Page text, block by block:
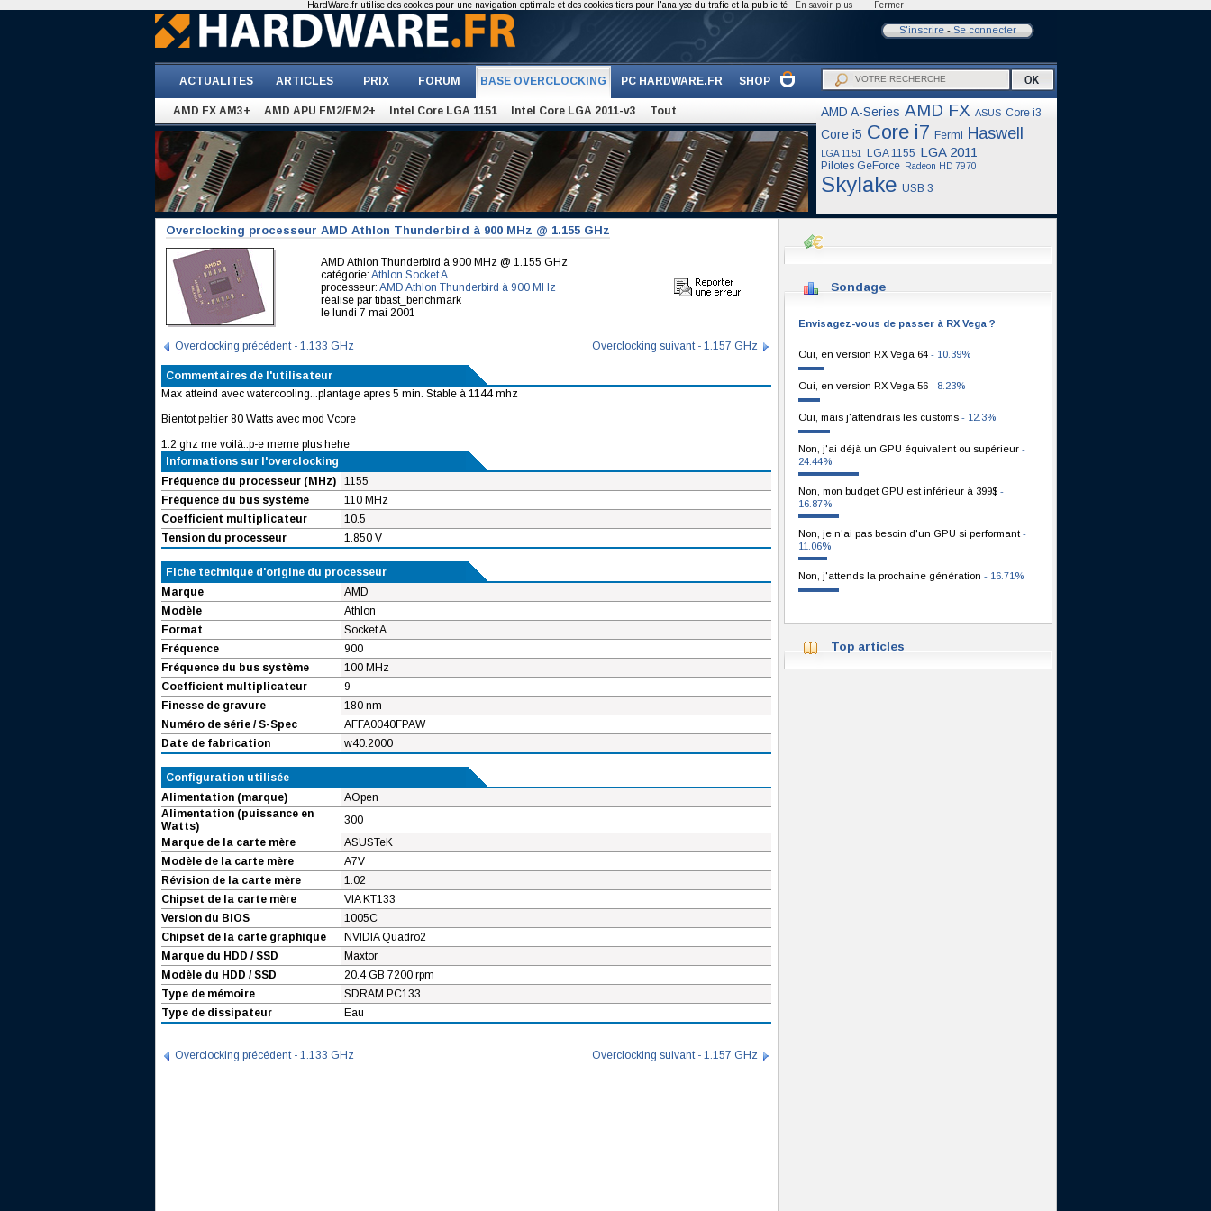
S'inscrire- Se connecter
ACTUALITES ARTICLES PRIX FORUM BASE OVERCLOCKING PC HARDWARE.FR SHOP
AMD FX AM3+ AMD APU FM2/FM2+ Intel Core LGA 1151 Intel Core LGA 2011-v3 Tout AMD A-Series AMD FX ASUS Core i3
Core i5 Core i7 Fermi Haswell
LGA 1151 LGA 1155 LGA 2011
Pilotes GeForce Radeon HD 7970
Skylake USB 3
Overclocking processeur AMD Athlon Thunderbird à 900 MHz @ 1.155 GHz
AMD Athlon Thunderbird à 900 MHz @ 1.155 GHz
catégorie: Athlon Socket A
processeur: AMD Athlon Thunderbird à 900 MHz
réalisé par tibast_benchmark
le lundi 7 mai 2001
Overclocking précédent - 1.133 GHz Overclocking suivant - 1.157 GHz
Commentaires de l'utilisateur
Max atteind avec watercooling...plantage apres 5 min. Stable à 1144 mhz
Bientot peltier 80 Watts avec mod Vcore
1.2 ghz me voilà..p-e meme plus hehe
Informations sur l'overclocking
Fréquence du processeur (MHz)
1155
Fréquence du bus système
110 MHz
Coefficient multiplicateur
10.5
Tension du processeur
1.850 V
Fiche technique d'origine du processeur
Marque
AMD
Modèle
Athlon
Format
Socket A
Fréquence
900
Fréquence du bus système
100 MHz
Coefficient multiplicateur
9
Finesse de gravure
180 nm
Numéro de série / S-Spec
AFFA0040FPAW
Date de fabrication
w40.2000
Configuration utilisée
Alimentation (marque)
AOpen
Alimentation (puissance en
Watts)
300
Marque de la carte mère
ASUSTeK
Modèle de la carte mère
A7V
Révision de la carte mère
1.02
Chipset de la carte mère
VIA KT133
Version du BIOS
1005C
Chipset de la carte graphique
NVIDIA Quadro2
Marque du HDD / SSD
Maxtor
Modèle du HDD / SSD
20.4 GB 7200 rpm
Type de mémoire
SDRAM PC133
Type de dissipateur
Eau
Overclocking précédent - 1.133 GHz Overclocking suivant - 1.157 GHz
Sondage
Envisagez-vous de passer à RX Vega ?
Oui, en version RX Vega 64 - 10.39%
Oui, en version RX Vega 56 - 8.23%
Oui, mais j'attendrais les customs - 12.3%
Non, j'ai déjà un GPU équivalent ou supérieur -
24.44%
Non, mon budget GPU est inférieur à 399$ -
16.87%
Non, je n'ai pas besoin d'un GPU si performant -
11.06%
Non, j'attends la prochaine génération - 16.71%
Top articles
HardWare.fr utilise des cookies pour une navigation optimale et des cookies tiers pour l'analyse du trafic et la publicité En savoir plus Fermer